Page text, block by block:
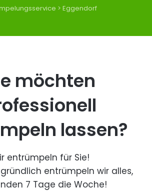
> Eggendorf
möchten
lassen?
entrümpeln für Sie!
entrümpeln wir alles,
7 Tage die Woche!